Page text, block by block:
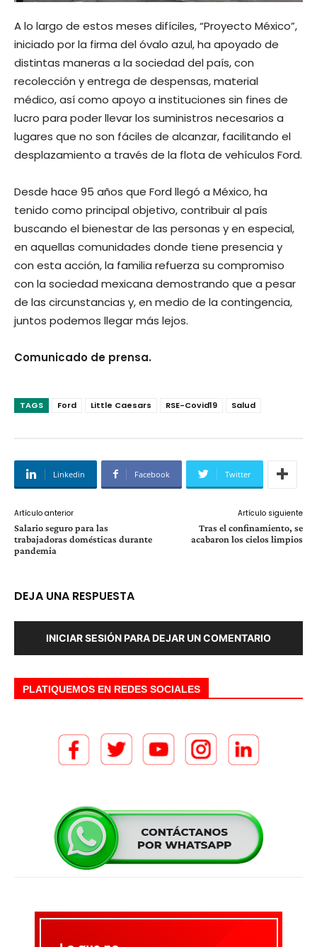
A lo largo de estos meses difíciles, “Proyecto México”,
iniciado por la firma del óvalo azul, ha apoyado de
distintas maneras a la sociedad del país, con
recolección y entrega de despensas, material
médico, así como apoyo a instituciones sin fines de
lucro para poder llevar los suministros necesarios a
lugares que no son fáciles de alcanzar, facilitando el
desplazamiento a través de la flota de vehículos Ford.
Desde hace 95 años que Ford llegó a México, ha
tenido como principal objetivo, contribuir al país
buscando el bienestar de las personas y en especial,
en aquellas comunidades donde tiene presencia y
con esta acción, la familia refuerza su compromiso
con la sociedad mexicana demostrando que a pesar
de las circunstancias y, en medio de la contingencia,
juntos podemos llegar más lejos.
Comunicado de prensa.
TAGS Ford Little Caesars RSE-Covid19 Salud
Linkedin Facebook Twitter
Artículo anterior
Salario seguro para las
trabajadoras domésticas durante
pandemia
Artículo siguiente
Tras el confinamiento, se
acabaron los cielos limpios
DEJA UNA RESPUESTA
INICIAR SESIÓN PARA DEJAR UN COMENTARIO
PLATIQUEMOS EN REDES SOCIALES